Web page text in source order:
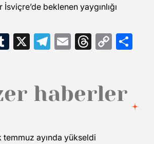
beklenen yaygınlığı
Tumblr
X Telegram
EmailThreads
Copy
haberler